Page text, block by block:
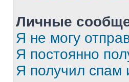
Личные
Я не могу
Я постоянно
Я получил спам